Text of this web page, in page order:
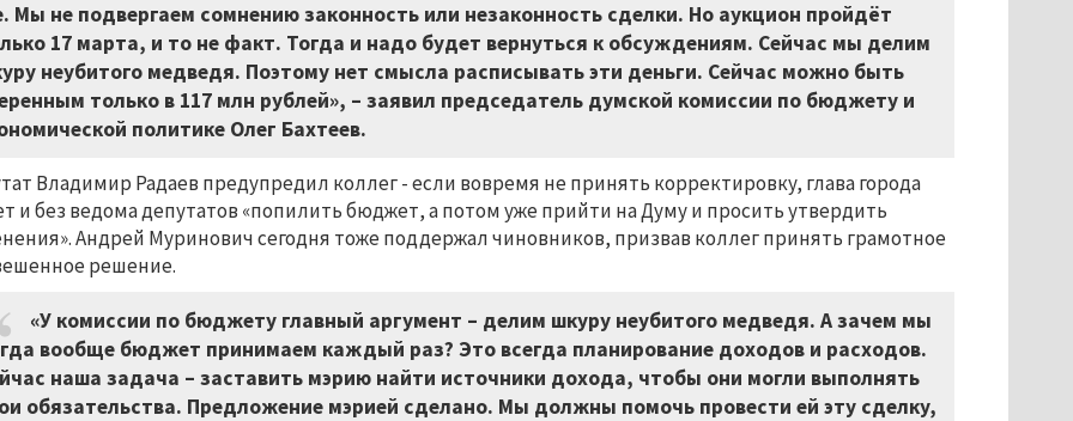
Мы не подвергаем сомнению законность или незаконность сделки. Но аукцион пройдёт
17 марта, и то не факт. Тогда и надо будет вернуться к обсуждениям. Сейчас мы делим
неубитого медведя. Поэтому нет смысла расписывать эти деньги. Сейчас можно быть
только в 117 млн рублей», – заявил председатель думской комиссии по бюджету и
политике Олег Бахтеев.
Владимир Радаев предупредил коллег - если вовремя не принять корректировку, глава города
и без ведома депутатов «попилить бюджет, а потом уже прийти на Думу и просить утвердить
Андрей Муринович сегодня тоже поддержал чиновников, призвав коллег принять грамотное
решение.
«У комиссии по бюджету главный аргумент – делим шкуру неубитого медведя. А зачем мы
вообще бюджет принимаем каждый раз? Это всегда планирование доходов и расходов.
наша задача – заставить мэрию найти источники дохода, чтобы они могли выполнять
обязательства. Предложение мэрией сделано. Мы должны помочь провести ей эту сделку,